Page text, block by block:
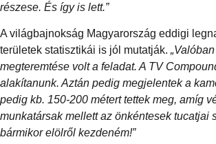
részese. És így is lett.”
A világbajnokság Magyarország eddigi
területek statisztikái is jól mutatják.
megteremtése volt a feladat. A TV
alakítanunk. Aztán pedig megjelentek a
pedig kb. 150-200 métert tettek meg, amíg
munkatársak mellett az önkéntesek
bármikor elölről kezdeném!”